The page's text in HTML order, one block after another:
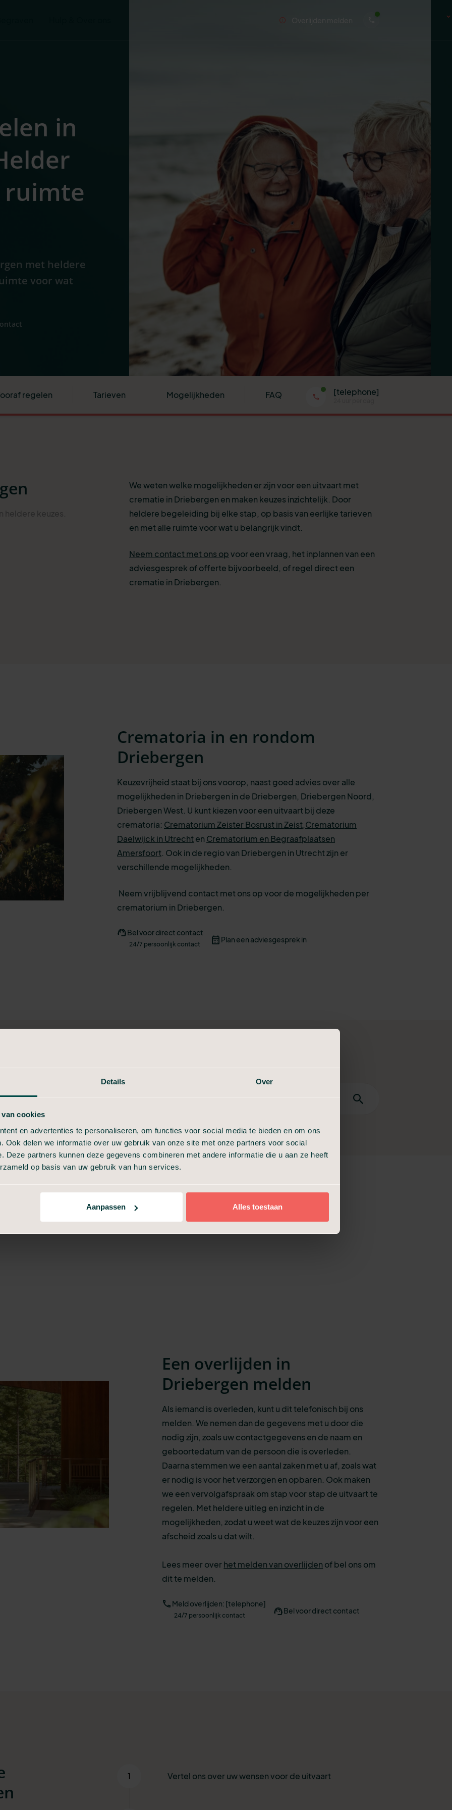
Details Over
cookies
en advertenties te personaliseren, om functies voor social media te bieden en om ons
Ook delen we informatie over uw gebruik van onze site met onze partners voor social
Deze partners kunnen deze gegevens combineren met andere informatie die u aan ze heeft
op basis van uw gebruik van hun services.
Aanpassen Alles toestaan
in
ruimte
met heldere
voor wat
regelen Tarieven Mogelijkheden FAQ [telephone]
We weten welke mogelijkheden er zijn voor een uitvaart met
crematie in Driebergen en maken keuzes inzichtelijk. Door
heldere begeleiding bij elke stap, op basis van eerlijke tarieven
en met alle ruimte voor wat u belangrijk vindt.
Neem contact met ons opvoor een vraag, het inplannen van een
adviesgesprek of offerte bijvoorbeeld, ofregel direct een
crematie in Driebergen.
Crematoria in en rondom
Driebergen
Keuzevrijheid staat bij ons voorop, naast goed advies over alle
mogelijkheden in Driebergen in de Driebergen, Driebergen Noord,
Driebergen West. U kunt kiezen voor een uitvaart bij deze
crematoria: Crematorium Zeister Bosrust in Zeist,Crematorium
Daelwijck in Utrechten Crematorium en Begraafplaatsen
Amersfoort. Ook in de regio van Driebergen in Utrecht zijn er
verschillende mogelijkheden.
Neem vrijblijvend contact met ons op voor de mogelijkheden per
crematorium in Driebergen.
Bel voor direct contact
24/7 persoonlijk contact
Plan een adviesgesprek in
locatie
of wilt weten wat de mogelijkheden zijn, bekijk dan
We kunnen een uitvaart met crematie verzorgen bij een
logo van Uitvaart24), maar ook op alle andere hiervoor
meerprijs van toepassing zijn.
van een uitvaart in de regio van Driebergen en bekijk de
Een overlijden in
Driebergen melden
Als iemand is overleden, kunt u dit telefonisch bij ons
melden. We nemen dan de gegevens met u door die
nodig zijn, zoals uw contactgegevens en de naam en
geboortedatum van de persoon die is overleden.
Daarna stemmen we een aantal zaken met u af, zoals wat
er nodig is voor het verzorgen en opbaren. Ook maken
we een vervolgafspraak om stap voor stap de uitvaart te
regelen. Met heldere uitleg en inzicht in de
mogelijkheden, zodat u weet wat de keuzes zijn voor een
afscheid zoals u dat wilt.
Lees meer overhet melden van overlijden of bel ons om
dit te melden.
Meld overlijden: [telephone]
24/7 persoonlijk contact
Bel voor direct contact
1 Vertel ons over uw wensen voor de uitvaart